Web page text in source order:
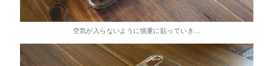
空気が入らないように慎重に貼っていき…